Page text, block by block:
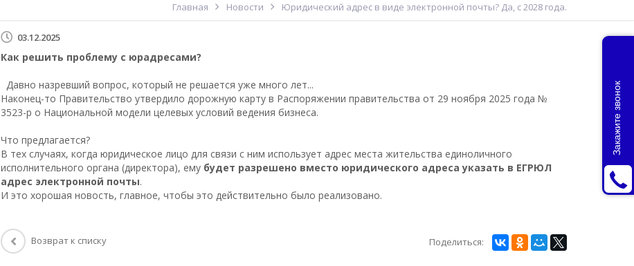
Главная Новости Юридический адрес в виде электронной почты? Да, с 2028 года.
03.12.2025
Как решить проблему с юрадресами?
Давно назревший вопрос, который не решается уже много лет...
Наконец-то Правительство утвердило дорожную карту в Распоряжении правительства от 29 ноября 2025 года №
3523-р о Национальной модели целевых условий ведения бизнеса.
Что предлагается?
В тех случаях, когда юридическое лицо для связи с ним использует адрес места жительства единоличного
исполнительного органа (директора), ему будет разрешено вместо юридического адреса указать в ЕГРЮЛ
адрес электронной почты.
И это хорошая новость, главное, чтобы это действительно было реализовано.
Возврат к списку Поделиться:
Закажите звонок